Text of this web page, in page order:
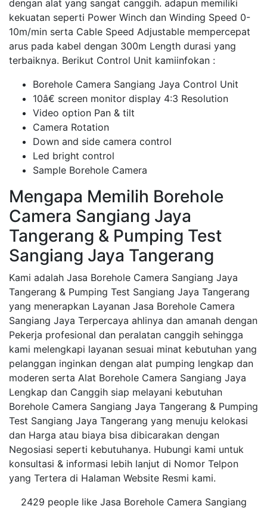
dengan alat yang sangat canggih. adapun memiliki
kekuatan seperti Power Winch dan Winding Speed 0-
10m/min serta Cable Speed Adjustable mempercepat
arus pada kabel dengan 300m Length durasi yang
terbaiknya. Berikut Control Unit kamiinfokan :
Borehole Camera Sangiang Jaya Control Unit
10â€ screen monitor display 4:3 Resolution
Video option Pan & tilt
Camera Rotation
Down and side camera control
Led bright control
Sample Borehole Camera
Mengapa Memilih Borehole
Camera Sangiang Jaya
Tangerang & Pumping Test
Sangiang Jaya Tangerang
Kami adalah Jasa Borehole Camera Sangiang Jaya
Tangerang & Pumping Test Sangiang Jaya Tangerang
yang menerapkan Layanan Jasa Borehole Camera
Sangiang Jaya Terpercaya ahlinya dan amanah dengan
Pekerja profesional dan peralatan canggih sehingga
kami melengkapi layanan sesuai minat kebutuhan yang
pelanggan inginkan dengan alat pumping lengkap dan
moderen serta Alat Borehole Camera Sangiang Jaya
Lengkap dan Canggih siap melayani kebutuhan
Borehole Camera Sangiang Jaya Tangerang & Pumping
Test Sangiang Jaya Tangerang yang menuju kelokasi
dan Harga atau biaya bisa dibicarakan dengan
Negosiasi seperti kebutuhanya. Hubungi kami untuk
konsultasi & informasi lebih lanjut di Nomor Telpon
yang Tertera di Halaman Website Resmi kami.
2429 people like Jasa Borehole Camera Sangiang